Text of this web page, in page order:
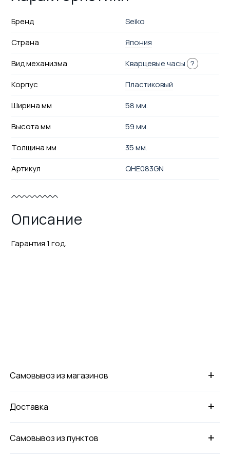
Бренд
Seiko
Страна
Япония
Вид механизма
Кварцевые часы ?
Корпус
Пластиковый
Ширина мм
58 мм.
Высота мм
59 мм.
Толщина мм
35 мм.
Артикул
QHE083GN
Описание
Гарантия 1 год.
+
Самовывоз из магазинов
+
Доставка
+
Самовывоз из пунктов